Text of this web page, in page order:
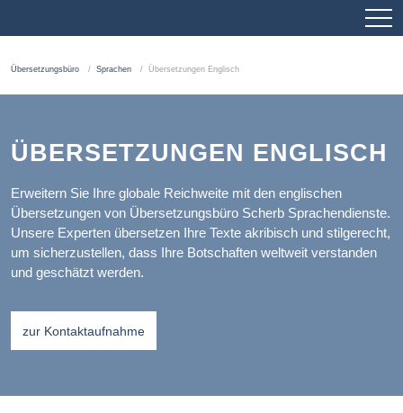
Übersetzungsbüro Sprachen Übersetzungen Englisch
ÜBERSETZUNGEN ENGLISCH
Erweitern Sie Ihre globale Reichweite mit den englischen
Übersetzungen von Übersetzungsbüro Scherb Sprachendienste.
Unsere Experten übersetzen Ihre Texte akribisch und stilgerecht,
um sicherzustellen, dass Ihre Botschaften weltweit verstanden
und geschätzt werden.
zur Kontaktaufnahme